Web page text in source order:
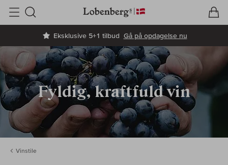
Eksklusive 5+1 tilbud Gå på opdagelse nu
Søg
Fyldig, kraftfuld vin
Vinstile